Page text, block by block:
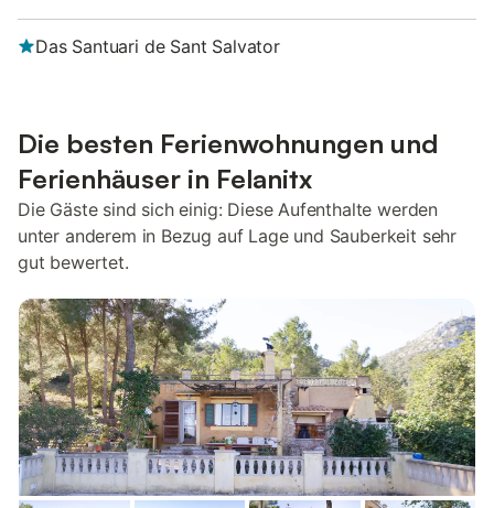
Das Santuari de Sant Salvator
Die besten Ferienwohnungen und
Ferienhäuser in Felanitx
Die Gäste sind sich einig: Diese Aufenthalte werden
unter anderem in Bezug auf Lage und Sauberkeit sehr
gut bewertet.